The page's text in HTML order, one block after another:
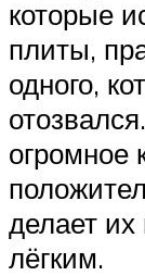
которые
плиты,
одного,
огромное
делает
лёгким.